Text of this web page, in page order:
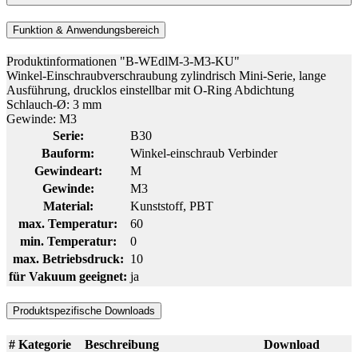
Funktion & Anwendungsbereich
Produktinformationen "B-WEdlM-3-M3-KU"
Winkel-Einschraubverschraubung zylindrisch Mini-Serie, lange
Ausführung, drucklos einstellbar mit O-Ring Abdichtung
Schlauch-Ø: 3 mm
Gewinde: M3
Serie:
B30
Bauform:
Winkel-einschraub Verbinder
Gewindeart:
M
Gewinde:
M3
Material:
Kunststoff, PBT
max. Temperatur:
60
min. Temperatur:
0
max. Betriebsdruck: 10
für Vakuum geeignet: ja
Produktspezifische Downloads
# Kategorie Beschreibung Download